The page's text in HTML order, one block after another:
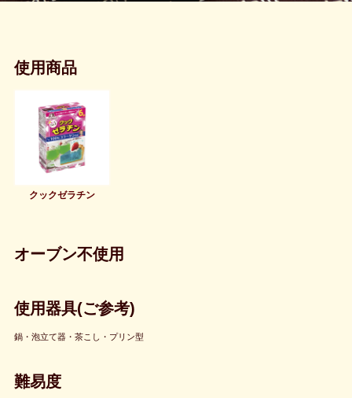
使用商品
クックゼラチン
オーブン不使用
使用器具(ご参考)
鍋・泡立て器・茶こし・プリン型
難易度